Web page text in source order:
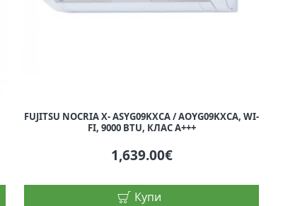
FUJITSU NOCRIA X- ASYG09KXCA / AОYG09KXCA, WI-
FI, 9000 BTU, КЛАС A+++
1,639.00€
Купи